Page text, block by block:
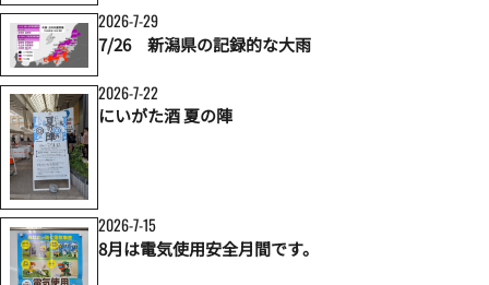
2026-7-29
7/26 新潟県の記録的な大雨
2026-7-22
にいがた酒 夏の陣
2026-7-15
8月は電気使用安全月間です。